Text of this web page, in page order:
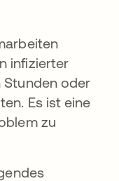
infizierter
Stunden oder
Es ist eine
zu